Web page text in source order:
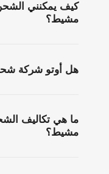
كيف يمكنني
مشيط؟
هل أوتو شركة
ما هي تكاليف
مشيط؟